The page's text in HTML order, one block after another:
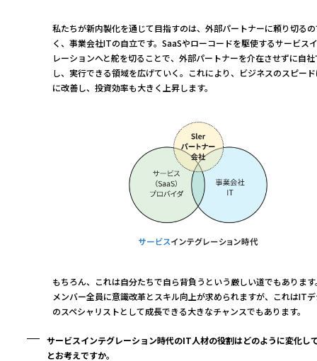
私たちが新内製化を通じて目指すのは、外部パートナーに頼り切る
く、事業会社ITの自立です。SaaSやローコードを駆使するサービス
レーションへと舵を切ることで、外部パートナーを介在させずに自
し、実行できる領域を広げていく。これにより、ビジネスのスピー
に改善し、投資効率も大きく上昇します。
もちろん、これは自分たちで自ら背負うという厳しい道でもありま
メンバー全員に意識改革とスキル向上が求められますが、これはIT
のスペシャリストとして成長できる大きなチャンスでもあります。
サービスインテグレーション時代のIT人材の役割はどのように変化し
とお考えですか。